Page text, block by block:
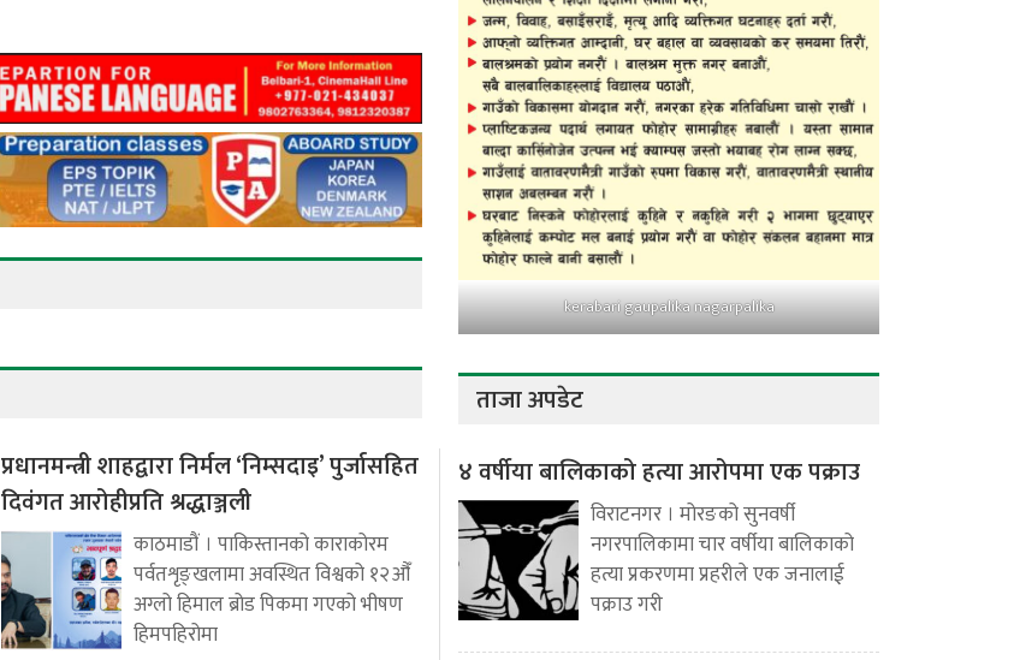
प्रधानमन्त्री शाहद्वारा निर्मल ‘निम्सदाइ’ पुर्जासहित
दिवंगत आरोहीप्रति श्रद्धाञ्जली
काठमाडौं । पाकिस्तानको काराकोरम
पर्वतशृङ्खलामा अवस्थित विश्वको १२औँ
अग्लो हिमाल ब्रोड पिकमा गएको भीषण
हिमपहिरोमा
kerabari gaupalika nagarpalika
ताजा अपडेट
४ वर्षीया बालिकाको हत्या आरोपमा एक पक्राउ
विराटनगर । मोरङको सुनवर्षी
नगरपालिकामा चार वर्षीया बालिकाको
हत्या प्रकरणमा प्रहरीले एक जनालाई
पक्राउ गरी